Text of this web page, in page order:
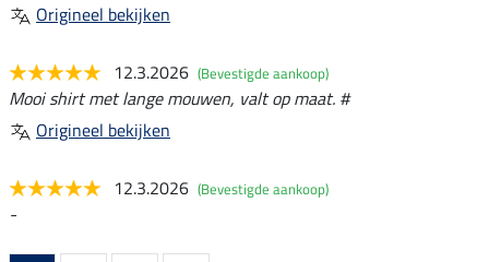
Origineel bekijken
12.3.2026 (Bevestigde aankoop)
Mooi shirt met lange mouwen, valt op maat. #
Origineel bekijken
12.3.2026 (Bevestigde aankoop)
-